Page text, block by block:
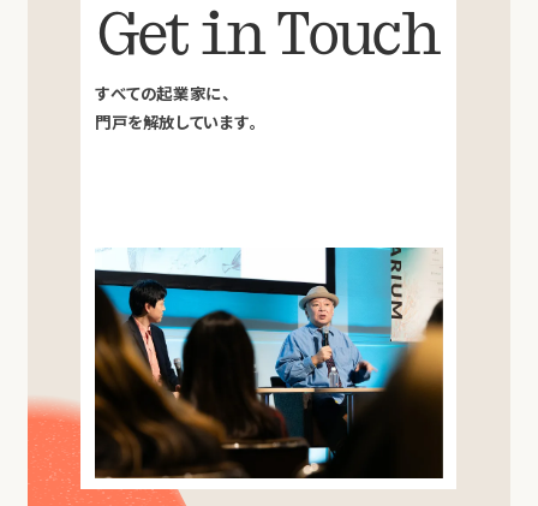
Get in Touch
すべての起業家に、
門戸を解放しています。